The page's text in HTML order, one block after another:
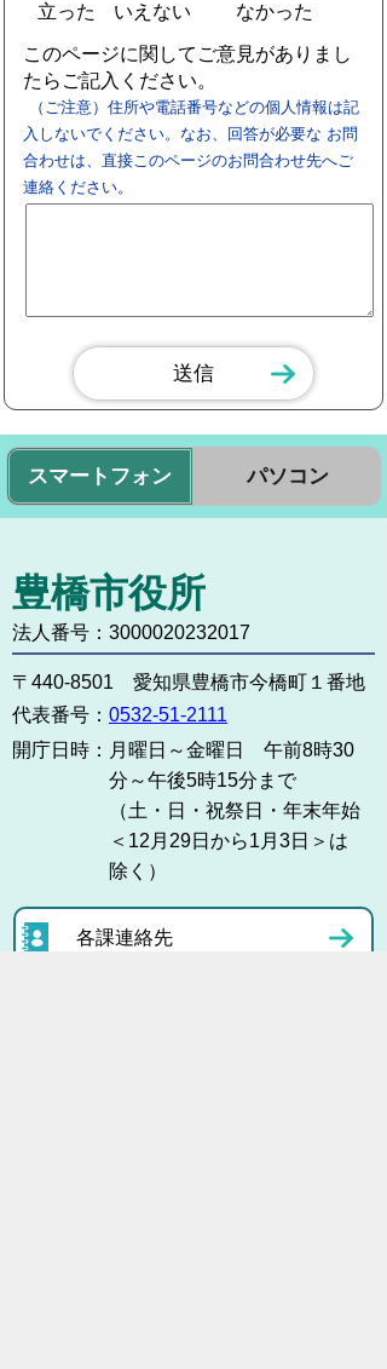
立った
いえない
なかった
このページに関してご意見がありまし
たらご記入ください。
（ご注意）住所や電話番号などの個人情報は記
入しないでください。なお、回答が必要な お問
合わせは、直接このページのお問合わせ先へご
連絡ください。
スマートフォン パソコン
豊橋市役所
法人番号：3000020232017
〒440-8501 愛知県豊橋市今橋町１番地
代表番号： 0532-51-2111
開庁日時： 月曜日～金曜日 午前8時30
分～午後5時15分まで
（土・日・祝祭日・年末年始
＜12月29日から1月3日＞は
除く）
各課連絡先